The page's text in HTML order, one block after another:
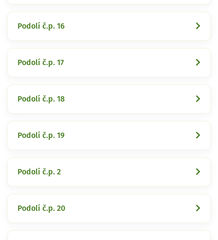
Podolí č.p. 16
Podolí č.p. 17
Podolí č.p. 18
Podolí č.p. 19
Podolí č.p. 2
Podolí č.p. 20